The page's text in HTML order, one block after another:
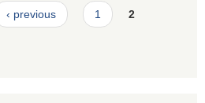
‹ previous 1 2